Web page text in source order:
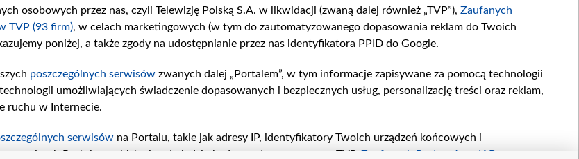
osobowych przez nas, czyli Telewizję Polską S.A. w likwidacji (zwaną dalej również „TVP”), Zaufanych
TVP (93 firm), w celach marketingowych (w tym do zautomatyzowanego dopasowania reklam do Twoich
poniżej, a także zgody na udostępnianie przez nas identyfikatora PPID do Google.
poszczególnych serwisów zwanych dalej „Portalem”, w tym informacje zapisywane za pomocą technologii
umożliwiających świadczenie dopasowanych i bezpiecznych usług, personalizację treści oraz reklam,
ruchu w Internecie.
serwisów na Portalu, takie jak adresy IP, identyfikatory Twoich urządzeń końcowych i
Portalu czy historia odwiedzin będą przetwarzane przez TVP, Zaufanych Partnerów z IAB